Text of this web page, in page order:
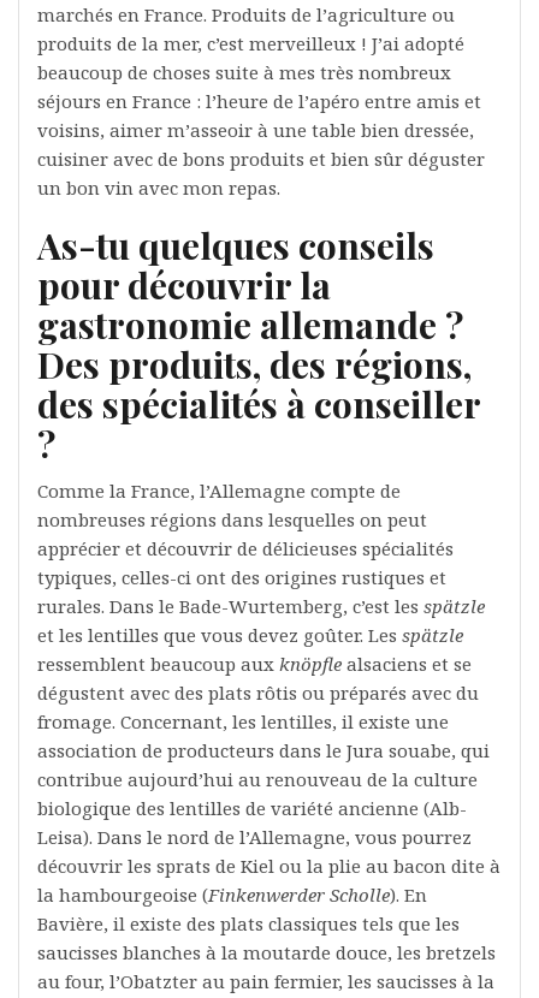
marchés en France. Produits de l’agriculture ou
produits de la mer, c’est merveilleux ! J’ai adopté
beaucoup de choses suite à mes très nombreux
séjours en France : l’heure de l’apéro entre amis et
voisins, aimer m’asseoir à une table bien dressée,
cuisiner avec de bons produits et bien sûr déguster
un bon vin avec mon repas.
As-tu quelques conseils
pour découvrir la
gastronomie allemande ?
Des produits, des régions,
des spécialités à conseiller
?
Comme la France, l’Allemagne compte de
nombreuses régions dans lesquelles on peut
apprécier et découvrir de délicieuses spécialités
typiques, celles-ci ont des origines rustiques et
rurales. Dans le Bade-Wurtemberg, c’est les spätzle
et les lentilles que vous devez goûter. Les spätzle
ressemblent beaucoup aux knöpfle alsaciens et se
dégustent avec des plats rôtis ou préparés avec du
fromage. Concernant, les lentilles, il existe une
association de producteurs dans le Jura souabe, qui
contribue aujourd’hui au renouveau de la culture
biologique des lentilles de variété ancienne (Alb-
Leisa). Dans le nord de l’Allemagne, vous pourrez
découvrir les sprats de Kiel ou la plie au bacon dite à
la hambourgeoise (Finkenwerder Scholle). En
Bavière, il existe des plats classiques tels que les
saucisses blanches à la moutarde douce, les bretzels
au four, l’Obatzter au pain fermier, les saucisses à la